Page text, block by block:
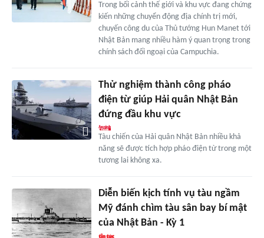
Trong bối cảnh thế giới và khu vực đang chứng
kiến những chuyển động địa chính trị mới,
chuyến công du của Thủ tướng Hun Manet tới
Nhật Bản mang nhiều hàm ý quan trọng trong
chính sách đối ngoại của Campuchia.
Thử nghiệm thành công pháo
điện từ giúp Hải quân Nhật Bản
đứng đầu khu vực
Tàu chiến của Hải quân Nhật Bản nhiều khả
năng sẽ được tích hợp pháo điện từ trong một
tương lai không xa.
Diễn biến kịch tính vụ tàu ngầm
Mỹ đánh chìm tàu sân bay bí mật
của Nhật Bản - Kỳ 1